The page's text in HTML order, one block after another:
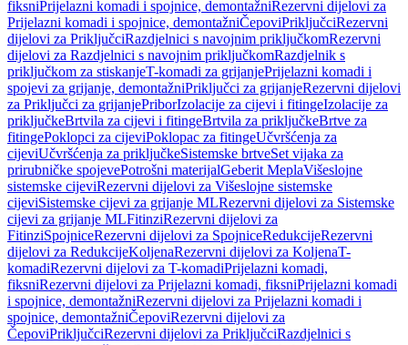
fiksniPrijelazni komadi i spojnice, demontažniRezervni dijelovi za
Prijelazni komadi i spojnice, demontažniČepoviPriključciRezervni
dijelovi za PriključciRazdjelnici s navojnim priključkomRezervni
dijelovi za Razdjelnici s navojnim priključkomRazdjelnik s
priključkom za stiskanjeT-komadi za grijanjePrijelazni komadi i
spojevi za grijanje, demontažniPriključci za grijanjeRezervni dijelovi
za Priključci za grijanjePriborIzolacije za cijevi i fitingeIzolacije za
priključkeBrtvila za cijevi i fitingeBrtvila za priključkeBrtve za
fitingePoklopci za cijeviPoklopac za fitingeUčvršćenja za
cijeviUčvršćenja za priključkeSistemske brtveSet vijaka za
prirubničke spojevePotrošni materijalGeberit MeplaVišeslojne
sistemske cijeviRezervni dijelovi za Višeslojne sistemske
cijeviSistemske cijevi za grijanje MLRezervni dijelovi za Sistemske
cijevi za grijanje MLFitinziRezervni dijelovi za
FitinziSpojniceRezervni dijelovi za SpojniceRedukcijeRezervni
dijelovi za RedukcijeKoljenaRezervni dijelovi za KoljenaT-
komadiRezervni dijelovi za T-komadiPrijelazni komadi,
fiksniRezervni dijelovi za Prijelazni komadi, fiksniPrijelazni komadi
i spojnice, demontažniRezervni dijelovi za Prijelazni komadi i
spojnice, demontažniČepoviRezervni dijelovi za
ČepoviPriključciRezervni dijelovi za PriključciRazdjelnici s